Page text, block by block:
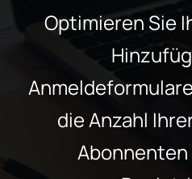
Optimieren Sie
die Anzahl